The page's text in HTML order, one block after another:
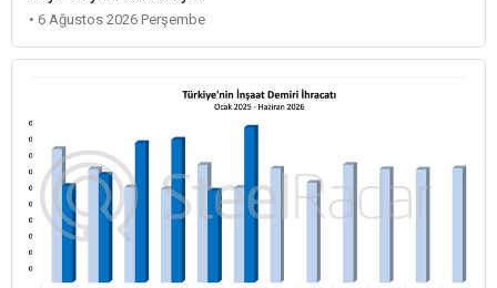
• 6 Ağustos 2026 Perşembe